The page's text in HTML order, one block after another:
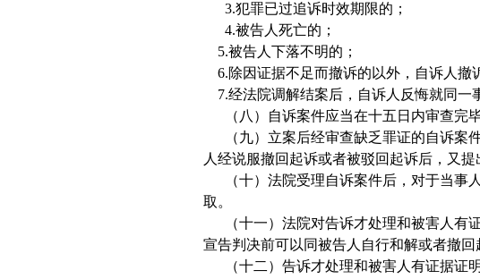
3.犯罪已过追诉时效期限的；
4.被告人死亡的；
5.被告人下落不明的；
6.除因证据不足而撤诉的以外，自诉人撤
7.经法院调解结案后，自诉人反悔就同一
（八）自诉案件应当在十五日内审查完
（九）立案后经审查缺乏罪证的自诉案
人经说服撤回起诉或者被驳回起诉后，又
（十）法院受理自诉案件后，对于当事
取。
（十一）法院对告诉才处理和被害人有
宣告判决前可以同被告人自行和解或者撤回
（十二）告诉才处理和被害人有证据证